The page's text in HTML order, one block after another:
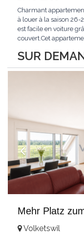
SUR
Charmant
à louer à la saison 26-
est facile en voiture
couvert.Cet
De plus, le logement
du-Midi et les
Mehr Platz
Volketswil